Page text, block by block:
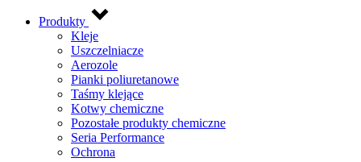
Produkty
Kleje
Uszczelniacze
Aerozole
Pianki poliuretanowe
Taśmy klejące
Kotwy chemiczne
Pozostałe produkty chemiczne
Seria Performance
Ochrona